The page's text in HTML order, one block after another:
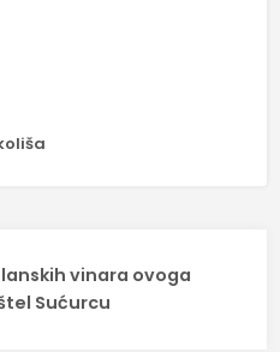
vinara ovoga
Sućurcu